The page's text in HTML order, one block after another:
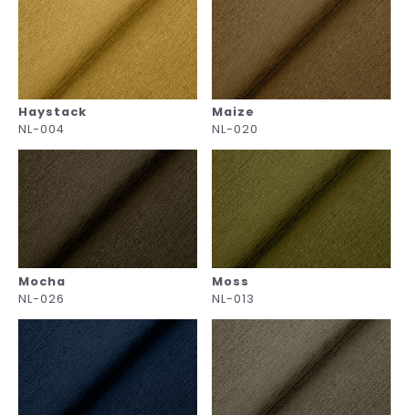
Haystack
NL-004
Maize
NL-020
Mocha
NL-026
Moss
NL-013